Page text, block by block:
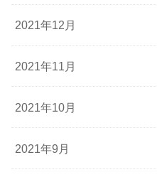
2021年12月
2021年11月
2021年10月
2021年9月